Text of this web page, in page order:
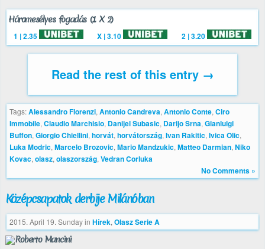
Háromesélyes fogadás (1 X 2)
1 | 2.35 X | 3.10 2 | 3.20
Read the rest of this entry →
Tags:Alessandro Florenzi, Antonio Candreva, Antonio Conte, Ciro
Immobile, Claudio Marchisio, Danijel Subasic, Darijo Srna, Gianluigi
Buffon, Giorgio Chiellini, horvát, horvátország, Ivan Rakitic, Ivica Olic,
Luka Modric, Marcelo Brozovic, Mario Mandzukic, Matteo Darmian, Niko
Kovac, olasz, olaszország, Vedran Corluka
No Comments »
Középcsapatok derbije Milánóban
2015. April 19. Sundayin Hírek, Olasz Serie A